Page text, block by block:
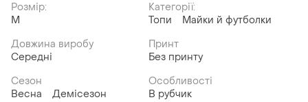
Розмір:
M
Категорії:
Топи
Майки й футболки
Довжина виробу
Середні
Принт
Без принту
Сезон
Весна
Демісезон
Особливості
В рубчик